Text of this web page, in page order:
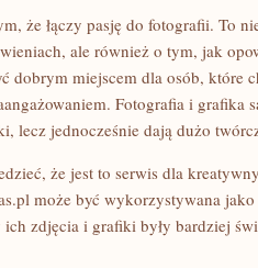
że łączy pasję do fotografii. To
ale również o tym, jak
dobrym miejscem dla osób, które
Fotografia i grafika
lecz jednocześnie dają dużo
że jest to serwis dla
może być wykorzystywana
zdjęcia i grafiki były bardziej